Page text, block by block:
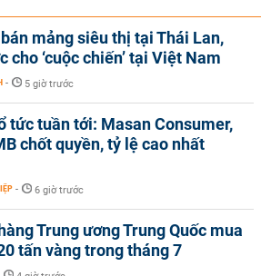
bán mảng siêu thị tại Thái Lan,
cho ‘cuộc chiến’ tại Việt Nam
- 5 giờ trước
tức tuần tới: Masan Consumer,
chốt quyền, tỷ lệ cao nhất
- 6 giờ trước
Trung ương Trung Quốc mua
tấn vàng trong tháng 7